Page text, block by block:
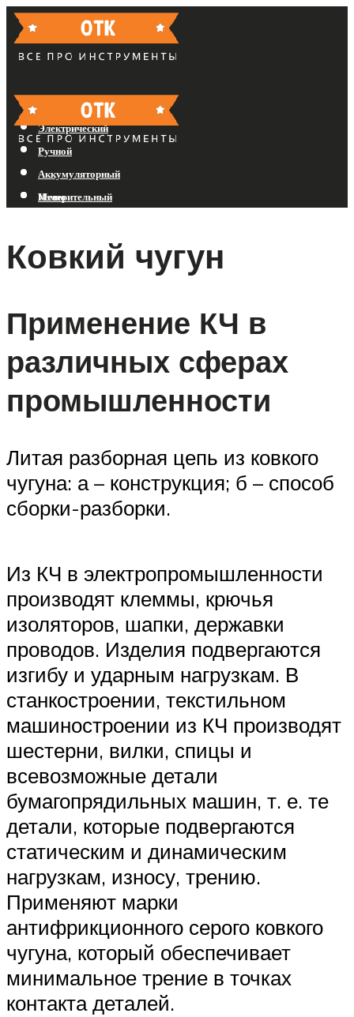
Бензиновый
Электрический
Ручной
Аккумуляторный
Измерительный
Меню
Ковкий чугун
Применение КЧ в
различных сферах
промышленности
Литая разборная цепь из ковкого
чугуна: а – конструкция; б – способ
сборки-разборки.
Из КЧ в электропромышленности
производят клеммы, крючья
изоляторов, шапки, державки
проводов. Изделия подвергаются
изгибу и ударным нагрузкам. В
станкостроении, текстильном
машиностроении из КЧ производят
шестерни, вилки, спицы и
всевозможные детали
бумагопрядильных машин, т. е. те
детали, которые подвергаются
статическим и динамическим
нагрузкам, износу, трению.
Применяют марки
антифрикционного серого ковкого
чугуна, который обеспечивает
минимальное трение в точках
контакта деталей.